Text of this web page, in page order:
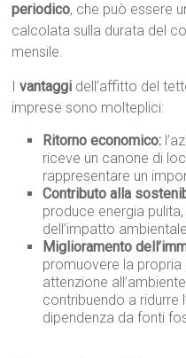
periodico, che può essere
calcolata sulla durata del
mensile.
Ivantaggi dell’affitto del
imprese sono molteplici:
Ritorno economico:
riceve un canone di
rappresentare un
Contributo alla
produce energia
dell’impatto
Miglioramento
promuovere la
attenzione
contribuendo a ridurre
dipendenza da fonti